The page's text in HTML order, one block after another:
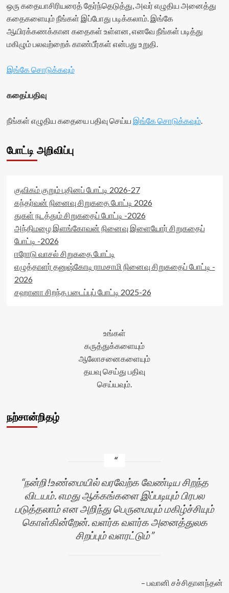
ஒரு கதையாசிரியரைத் தேர்ந்தெடுத்து, அவர் எழுதிய அனைத்து
கதைகளையும் நீங்கள் இப்போது படிக்கலாம். இங்கே
ஆயிரக்கணக்கான கதைகள் உள்ளன, எனவே நீங்கள் படித்து
மகிழும் பலவற்றைக் காண்பீர்கள் என்பது உறுதி.
இங்கே சொடுக்கவும்
கதைப்பதிவு
நீங்கள் எழுதிய கதையை பதிவு செய்ய இங்கே சொடுக்கவும்.
போட்டி அறிவிப்பு
குவிகம் குறும் புதினப் போட்டி 2026-27
கந்தர்வன் நினைவு சிறுகதை போட்டி 2026
துகள் நடத்தும் சிறுகதைப் போட்டி -2026
அந்திமழை இளங்கோவன் நினைவு இளையோர் சிறுகதைப்
போட்டி -2026
ஈரோடு வாசல் சிறுகதை போட்டி
எழுத்தாளர் தனுஷ்கோடி ராமசாமி நினைவு சிறுகதைப் போட்டி -
2026
சஹானா சிறந்த படைப்புப் போட்டி 2025-26
உங்கள்
கருத்துக்களையும்
ஆலோசனைகளையும்
தயவு செய்து பதிவு
செய்யவும்.
நற்சான்றிதழ்
நன்றி!உண்மையில் வரவேற்க வேண்டிய சிறந்த
விடயம். எமது ஆக்கங்களை இப்படியும் பிரபல
படுத்தலாம் என அறிந்து பெருமையும் மகிழ்ச்சியும்
கொள்கின்றேன். வளர்க வளர்க அனைத்துலக
சிறப்பும் வளரட்டும்
பவானி சச்சிதானந்தன்